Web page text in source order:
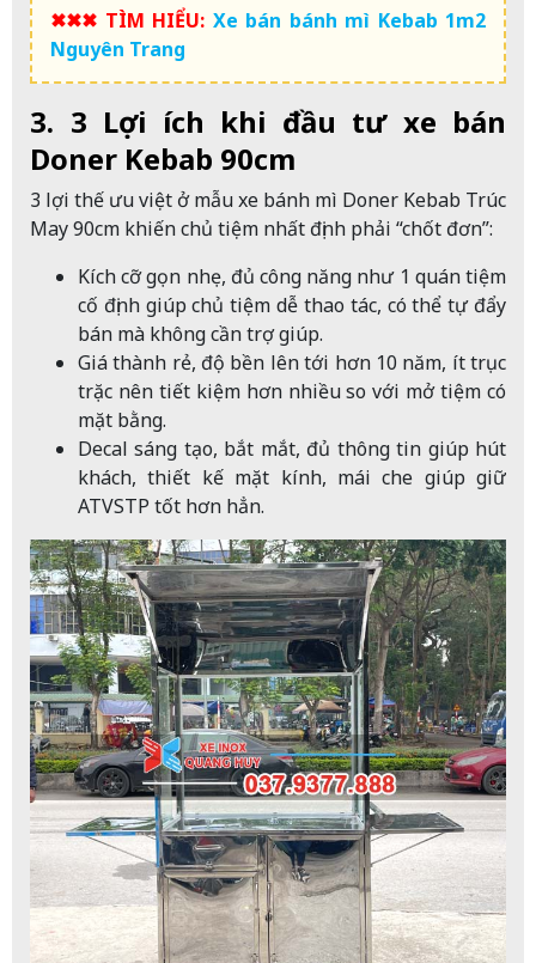
✖✖✖ TÌM HIỂU: Xe bán bánh mì Kebab 1m2
Nguyên Trang
3. 3 Lợi ích khi đầu tư xe bán
Doner Kebab 90cm
3 lợi thế ưu việt ở mẫu xe bánh mì Doner Kebab Trúc
May 90cm khiến chủ tiệm nhất định phải “chốt đơn”:
Kích cỡ gọn nhẹ, đủ công năng như 1 quán tiệm
cố định giúp chủ tiệm dễ thao tác, có thể tự đẩy
bán mà không cần trợ giúp.
Giá thành rẻ, độ bền lên tới hơn 10 năm, ít trục
trặc nên tiết kiệm hơn nhiều so với mở tiệm có
mặt bằng.
Decal sáng tạo, bắt mắt, đủ thông tin giúp hút
khách, thiết kế mặt kính, mái che giúp giữ
ATVSTP tốt hơn hẳn.